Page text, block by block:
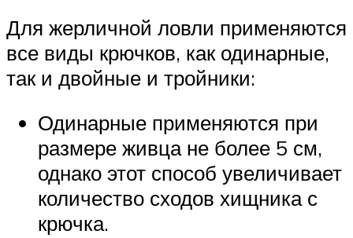
Для жерличной ловли применяются
все виды крючков, как одинарные,
так и двойные и тройники:
Одинарные применяются при
размере живца не более 5 см,
однако этот способ увеличивает
количество сходов хищника с
крючка.